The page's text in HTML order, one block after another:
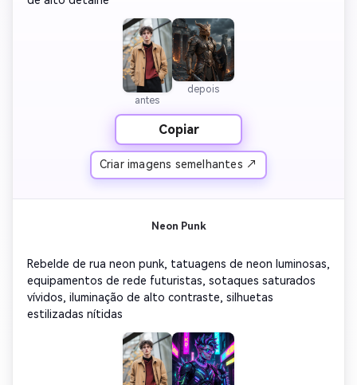
antes
depois
Copiar
Criar imagens semelhantes ↗
Neon Punk
Rebelde de rua neon punk, tatuagens de neon luminosas,
equipamentos de rede futuristas, sotaques saturados
vívidos, iluminação de alto contraste, silhuetas
estilizadas nítidas